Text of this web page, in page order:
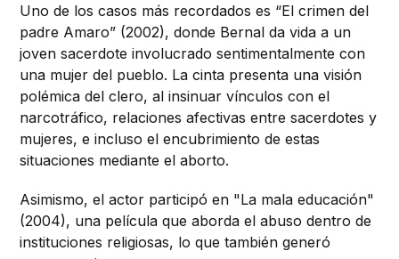
Uno de los casos más recordados es “El crimen del
padre Amaro” (2002), donde Bernal da vida a un
joven sacerdote involucrado sentimentalmente con
una mujer del pueblo. La cinta presenta una visión
polémica del clero, al insinuar vínculos con el
narcotráfico, relaciones afectivas entre sacerdotes y
mujeres, e incluso el encubrimiento de estas
situaciones mediante el aborto.
Asimismo, el actor participó en "La mala educación"
(2004), una película que aborda el abuso dentro de
instituciones religiosas, lo que también generó